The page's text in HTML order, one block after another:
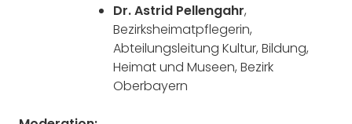
Dr. Astrid Pellengahr,
Bezirksheimatpflegerin,
Abteilungsleitung Kultur, Bildung,
Heimat und Museen, Bezirk
Oberbayern